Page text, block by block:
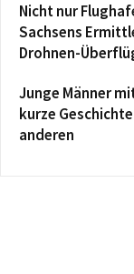
Nicht nur
Sachsens
Drohnen-
Junge Männer
kurze
anderen